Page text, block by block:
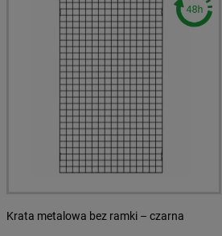
Krata metalowa bez ramki – czarna